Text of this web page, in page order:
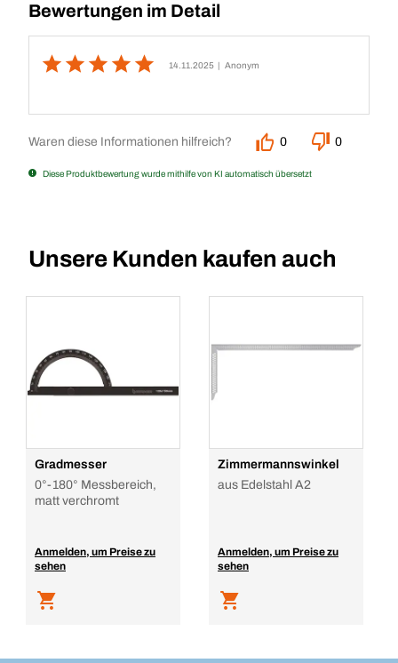
Bewertungen im Detail
14.11.2025 | Anonym
Waren diese Informationen hilfreich? 0 0
Diese Produktbewertung wurde mithilfe von KI automatisch übersetzt
Unsere Kunden kaufen auch
Gradmesser
0°-180° Messbereich,
matt verchromt
Anmelden, um Preise zu
sehen
Zimmermannswinkel
aus Edelstahl A2
Anmelden, um Preise zu
sehen